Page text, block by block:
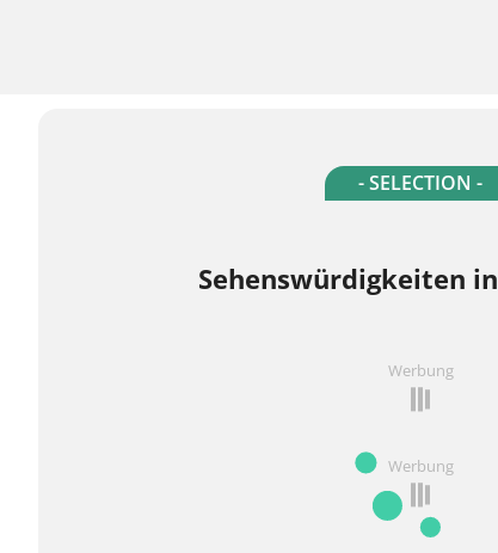
- SELECTION -
Sehenswürdigkeiten
Werbung
Werbung